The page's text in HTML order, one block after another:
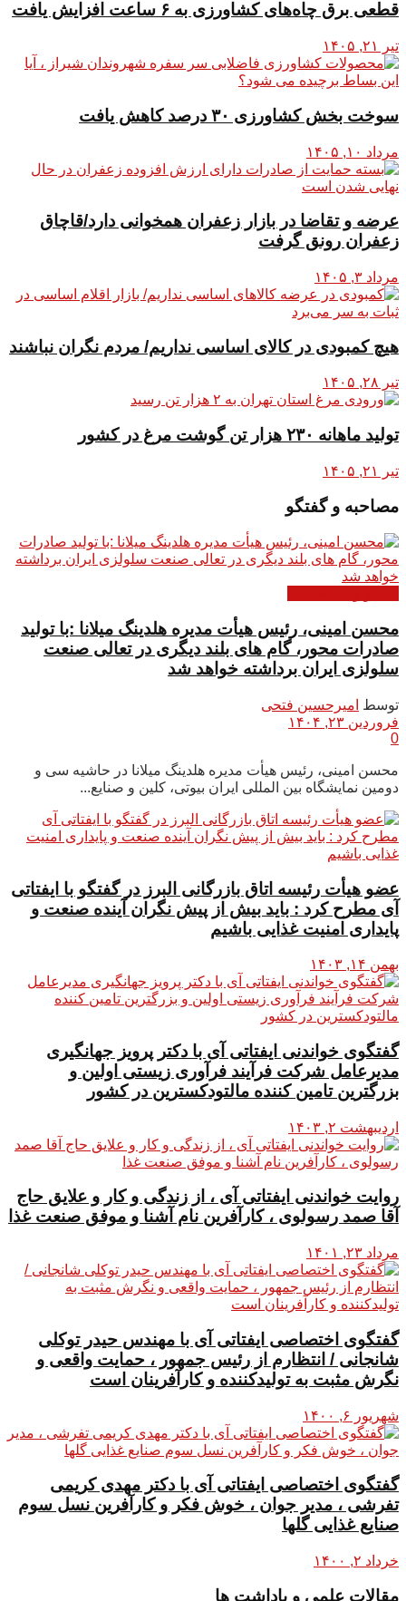
قطعی برق چاه‌های کشاورزی به ۶ ساعت افزایش یافت
تیر ۲۱, ۱۴۰۵
سوخت بخش کشاورزی ۳۰ درصد کاهش یافت
مرداد ۱۰, ۱۴۰۵
عرضه و تقاضا در بازار زعفران همخوانی دارد/قاچاق
زعفران رونق گرفت
مرداد ۳, ۱۴۰۵
هیچ کمبودی در کالای اساسی نداریم/ مردم نگران نباشند
تیر ۲۸, ۱۴۰۵
تولید ماهانه ۲۳۰ هزار تن گوشت مرغ در کشور
تیر ۲۱, ۱۴۰۵
مصاحبه و گفتگو
محسن امینی، رئیس هیأت مدیره هلدینگ میلانا :با تولید
صادرات محور، گام های بلند دیگری در تعالی صنعت
سلولزی ایران برداشته خواهد شد
توسط امیرحسین فتحی
فروردین ۲۳, ۱۴۰۴
0
محسن امینی، رئیس هیأت مدیره هلدینگ میلانا در حاشیه سی و
دومین نمایشگاه بین المللی ایران بیوتی، کلین و صنایع...
عضو هیأت رئیسه اتاق بازرگانی البرز در گفتگو با ایفتاتی
آی مطرح کرد : باید بیش از پیش نگران آینده صنعت و
پایداری امنیت غذایی باشیم
بهمن ۱۴, ۱۴۰۳
گفتگوی خواندنی ایفتاتی آی با دکتر پرویز جهانگیری
مدیرعامل شرکت فرآیند فرآوری زیستی اولین و
بزرگترین تامین کننده مالتودکسترین در کشور
اردیبهشت ۲, ۱۴۰۳
روایت خواندنی ایفتاتی آی ، از زندگی و کار و علایق حاج
آقا صمد رسولوی ، کارآفرین نام آشنا و موفق صنعت غذا
مرداد ۲۳, ۱۴۰۱
گفتگوی اختصاصی ایفتاتی آی با مهندس حیدر توکلی
شانجانی / انتظارم از رئیس جمهور ، حمایت واقعی و
نگرش مثبت به تولیدکننده و کارآفرینان است
شهریور ۶, ۱۴۰۰
گفتگوی اختصاصی ایفتاتی آی با دکتر مهدی کریمی
تفرشی ، مدیر جوان ، خوش فکر و کارآفرین نسل سوم
صنایع غذایی گلها
خرداد ۲, ۱۴۰۰
مقالات علمی و یاداشت ها